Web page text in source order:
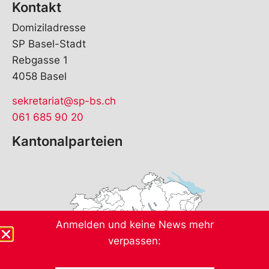
Kontakt
Domiziladresse
SP Basel-Stadt
Rebgasse 1
4058 Basel
sekretariat@sp-bs.ch
061 685 90 20
Kantonalparteien
Anmelden und keine News mehr
verpassen: